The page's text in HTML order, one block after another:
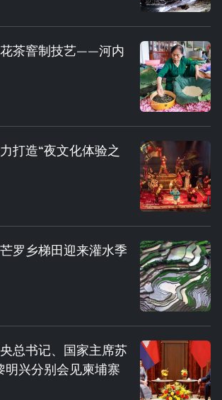
茶窨制技艺——河内
打造“夜文化体验之
罗乡梯田迎来灌水季
总书记、国家主席苏
明兴分别会见柬埔寨